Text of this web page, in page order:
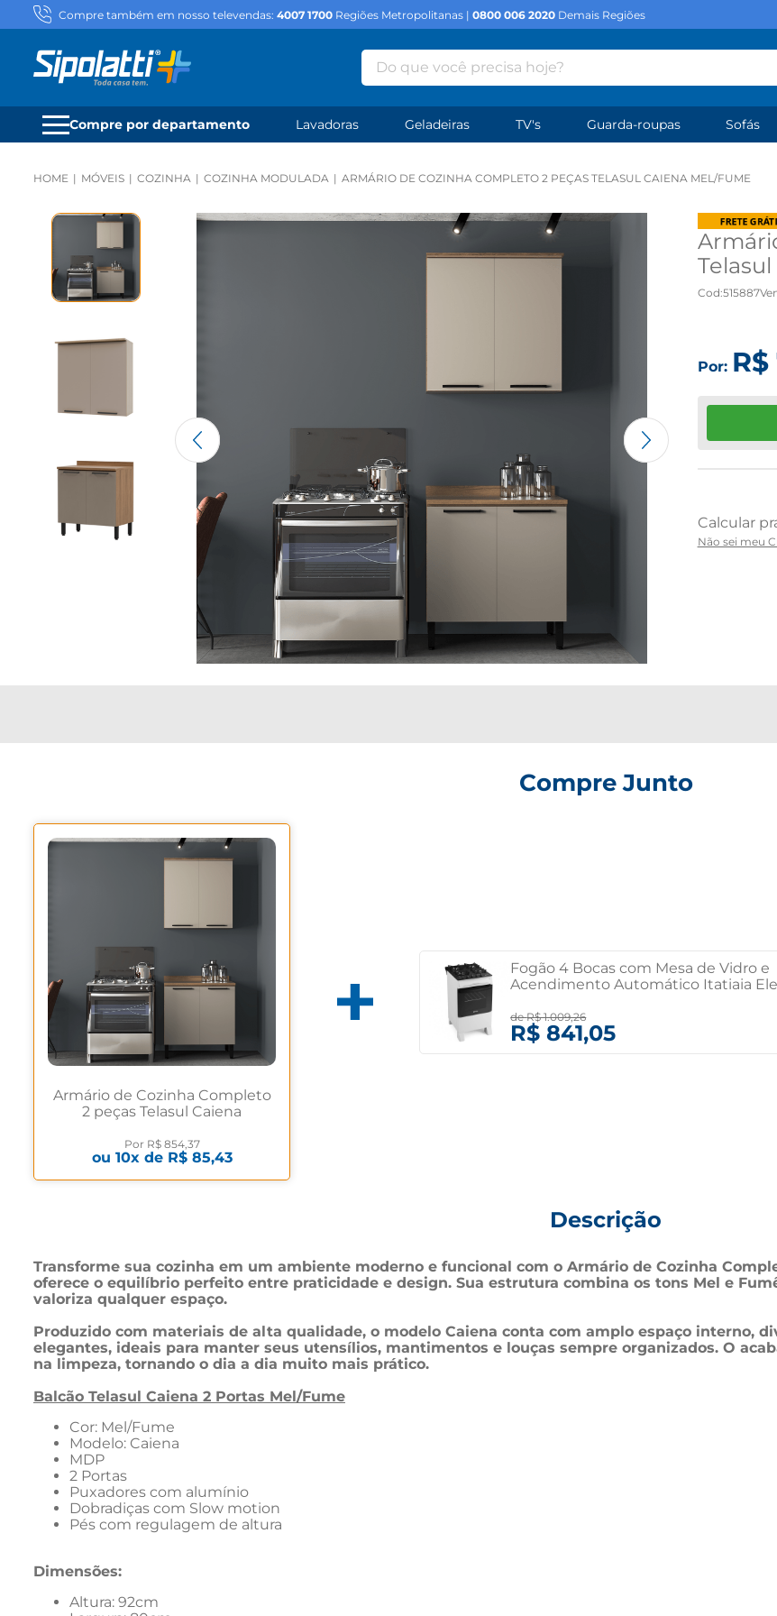
Compre também em nosso televendas: 4007 1700 Regiões Metropolitanas | 0800 006 2020 Demais Regiões
Do que você precisa hoje?
Compre por departamento Lavadoras Geladeiras TV's Guarda-roupas Sofás
MÓVEIS COZINHA COZINHA MODULADA ARMÁRIO DE COZINHA COMPLETO 2 PEÇAS TELASUL CAIENA MEL/FUME
Cod:515887
Por: R$
Não sei meu
Compre Junto
Armário de Cozinha Completo
2 peças Telasul Caiena
Por R$ 854,37
ou 10x de R$ 85,43
Fogão 4 Bocas com Mesa de Vidro e
Acendimento Automático Itatiaia
deR$ 1.009,26
R$ 841,05
Descrição
Transforme sua cozinha em um ambiente moderno e funcional com o Armário de Cozinha
oferece o equilíbrio perfeito entre praticidade e design. Sua estrutura combina os tons Mel e
valoriza qualquer espaço.
Produzido com materiais de alta qualidade, o modelo Caiena conta com amplo espaço interno,
elegantes, ideais para manter seus utensílios, mantimentos e louças sempre organizados. O
na limpeza, tornando o dia a dia muito mais prático.
Balcão Telasul Caiena 2 Portas Mel/Fume
Cor: Mel/Fume
Modelo: Caiena
MDP
2 Portas
Puxadores com alumínio
Dobradiças com Slow motion
Pés com regulagem de altura
Dimensões:
Altura: 92cm